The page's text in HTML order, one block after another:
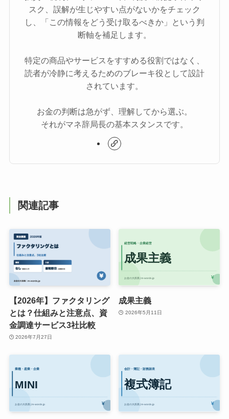
スク、誤解が生じやすい点がないかをチェック
し、「この情報をどう受け取るべきか」という判
断軸を補足します。
特定の商品やサービスをすすめる役割ではなく、
読者が冷静に考えるためのブレーキ役として設計
されています。
お金の判断は急がず、理解してから選ぶ。
それがマネ辞局長の基本スタンスです。
関連記事
【2026年】ファクタリング
とは？仕組みと注意点、資
金調達サービス3社比較
2026年7月27日
成果主義
2026年5月11日